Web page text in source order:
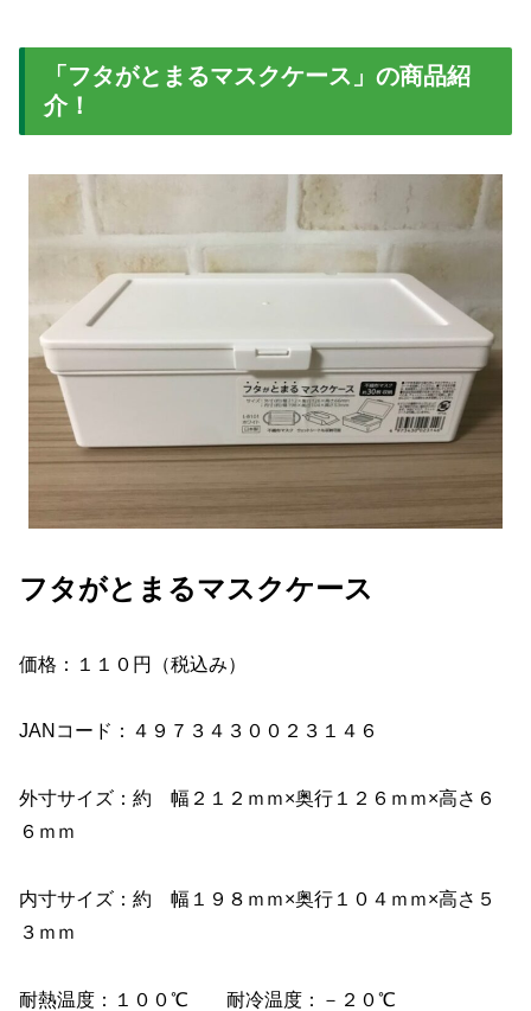
「フタがとまるマスクケース」の商品紹
介！
フタがとまるマスクケース
価格：１１０円（税込み）
JANコード：４９７３４３００２３１４６
外寸サイズ：約 幅２１２ｍｍ×奥行１２６ｍｍ×高さ６
６ｍｍ
内寸サイズ：約 幅１９８ｍｍ×奥行１０４ｍｍ×高さ５
３ｍｍ
耐熱温度：１００℃ 耐冷温度：－２０℃